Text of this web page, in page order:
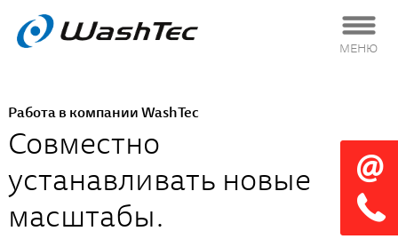
МЕНЮ
Работа в компании WashTec
Совместно
устанавливать новые
масштабы.